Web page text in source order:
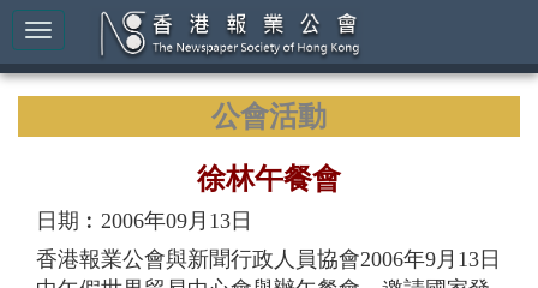
公會活動
徐林午餐會
日期︰2006年09月13日
香港報業公會與新聞行政人員協會2006年9月13日